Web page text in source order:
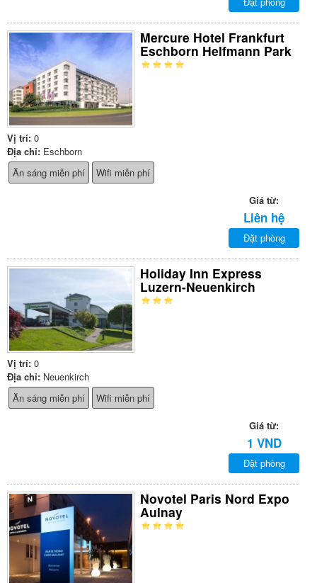
Mercure Hotel Frankfurt
Eschborn Helfmann Park
Vị trí: 0
Địa chỉ: Eschborn
Ăn sáng miễn phí
Wifi miễn phí
Giá từ:
Liên hệ
Đặt phòng
Holiday Inn Express
Luzern-Neuenkirch
Vị trí: 0
Địa chỉ: Neuenkirch
Ăn sáng miễn phí
Wifi miễn phí
Giá từ:
1 VND
Đặt phòng
Novotel Paris Nord Expo
Aulnay